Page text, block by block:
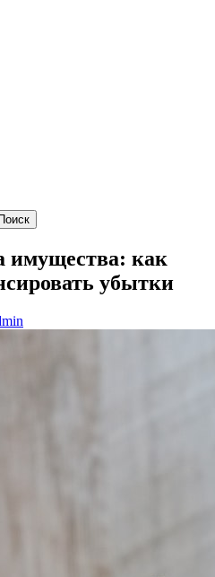
имущества: как
убытки